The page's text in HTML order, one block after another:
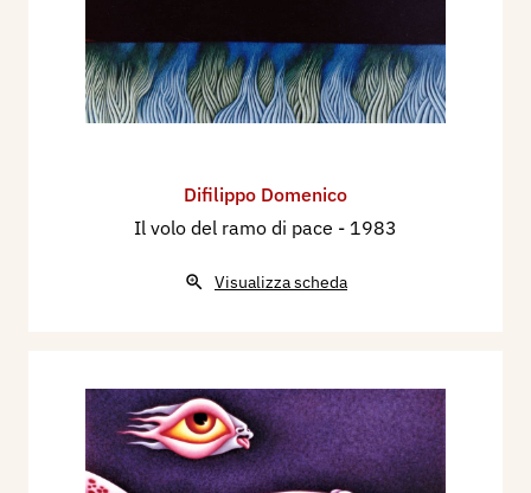
Difilippo Domenico
Il volo del ramo di pace - 1983
Visualizza scheda